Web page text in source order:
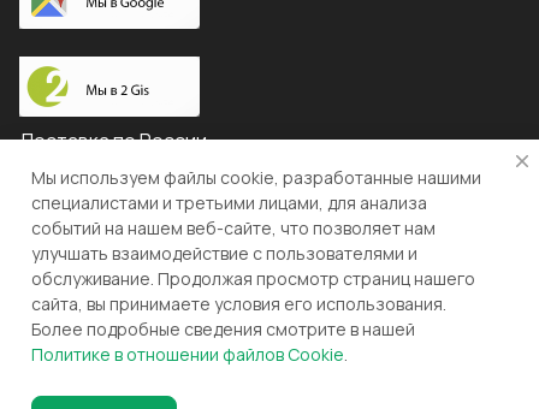
Доставка по России
© 2026 "ЛЕВША"
Конфиденциальность
Оферта
Разработка и поддержка gianit.ru
Мы используем файлы cookie, разработанные нашими
специалистами и третьими лицами, для анализа
событий на нашем веб-сайте, что позволяет нам
улучшать взаимодействие с пользователями и
обслуживание. Продолжая просмотр страниц нашего
сайта, вы принимаете условия его использования.
Более подробные сведения смотрите в нашей
Политике в отношении файлов Cookie.